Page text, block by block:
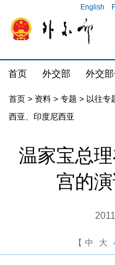
English
首页 外交部 外交
首页 > 资料 > 专题 > 以往专
西亚、印度尼西亚
温家宝总
宫的演
【 中 大